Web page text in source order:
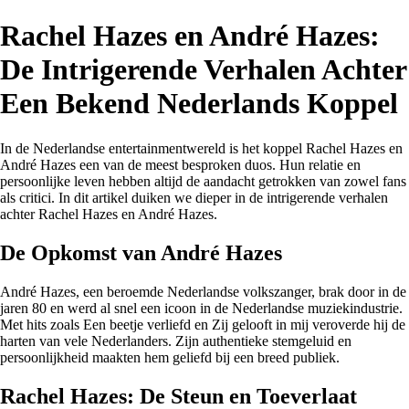
Rachel Hazes en André Hazes:
De Intrigerende Verhalen Achter
Een Bekend Nederlands Koppel
In de Nederlandse entertainmentwereld is het koppel Rachel Hazes en
André Hazes een van de meest besproken duos. Hun relatie en
persoonlijke leven hebben altijd de aandacht getrokken van zowel fans
als critici. In dit artikel duiken we dieper in de intrigerende verhalen
achter Rachel Hazes en André Hazes.
De Opkomst van André Hazes
André Hazes, een beroemde Nederlandse volkszanger, brak door in de
jaren 80 en werd al snel een icoon in de Nederlandse muziekindustrie.
Met hits zoals Een beetje verliefd en Zij gelooft in mij veroverde hij de
harten van vele Nederlanders. Zijn authentieke stemgeluid en
persoonlijkheid maakten hem geliefd bij een breed publiek.
Rachel Hazes: De Steun en Toeverlaat